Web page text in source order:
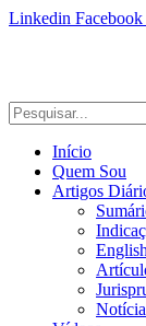
Linkedin Facebook
Início
Quem Sou
Artigos